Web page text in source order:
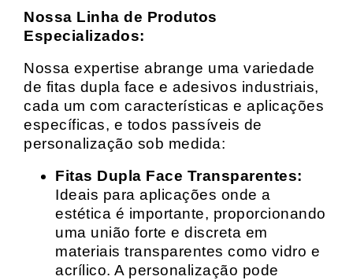
Nossa Linha de Produtos
Especializados:
Nossa expertise abrange uma variedade
de fitas dupla face e adesivos industriais,
cada um com características e aplicações
específicas, e todos passíveis de
personalização sob medida:
Fitas Dupla Face Transparentes:
Ideais para aplicações onde a
estética é importante, proporcionando
uma união forte e discreta em
materiais transparentes como vidro e
acrílico. A personalização pode